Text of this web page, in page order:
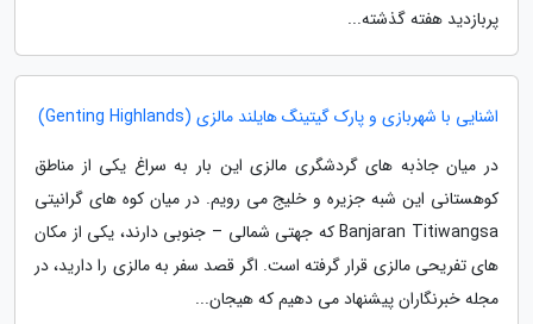
پربازدید هفته گذشته...
اشنایی با شهربازی و پارک گیتینگ هایلند مالزی (Genting Highlands)
در میان جاذبه های گردشگری مالزی این بار به سراغ یکی از مناطق
کوهستانی این شبه جزیره و خلیج می رویم. در میان کوه های گرانیتی
Banjaran Titiwangsa که جهتی شمالی – جنوبی دارند، یکی از مکان
های تفریحی مالزی قرار گرفته است. اگر قصد سفر به مالزی را دارید، در
مجله خبرنگاران پیشنهاد می دهیم که هیجان...